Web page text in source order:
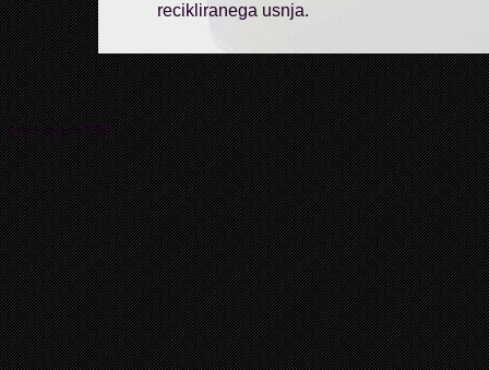
recikliranega usnja.
Can't open f0000